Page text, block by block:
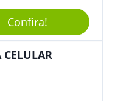
O Acionamento
Esferográfica É
Confira!
CELULAR